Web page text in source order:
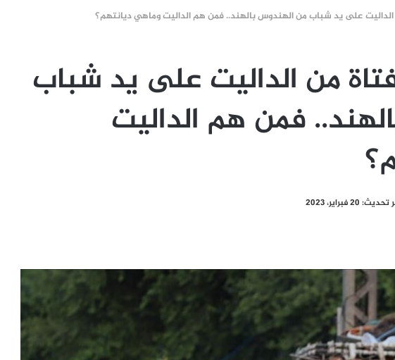
على يد شباب من الهندوس بالهند.. فمن هم الداليت وماهي ديانتهم؟
من الداليت على يد شباب
فمن هم الداليت
20 فبراير، 2023